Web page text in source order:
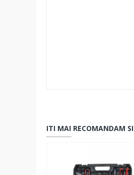
ITI MAI RECOMANDAM SI